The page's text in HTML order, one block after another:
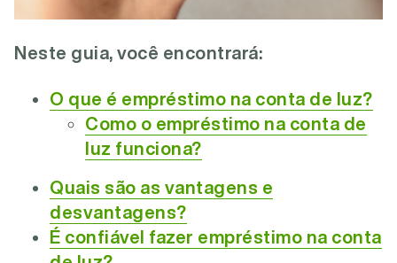
Neste guia, você encontrará:
O que é empréstimo na conta de luz?
Como o empréstimo na conta de
luz funciona?
Quais são as vantagens e
desvantagens?
É confiável fazer empréstimo na conta